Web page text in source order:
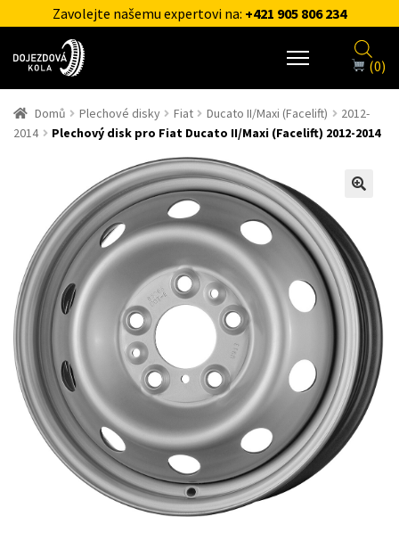
Zavolejte našemu expertovi na: +421 905 806 234
(0)
Domů Plechové disky Fiat Ducato II/Maxi (Facelift)
2012-
2014
Plechový disk pro Fiat Ducato II/Maxi (Facelift) 2012-2014